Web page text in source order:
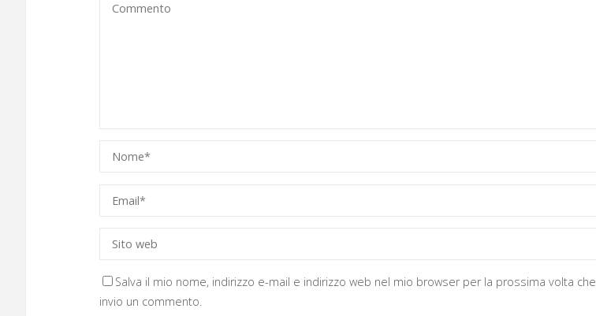
Salva il mio nome, indirizzo e-mail e indirizzo web nel mio browser per la prossima volta che
invio un commento.